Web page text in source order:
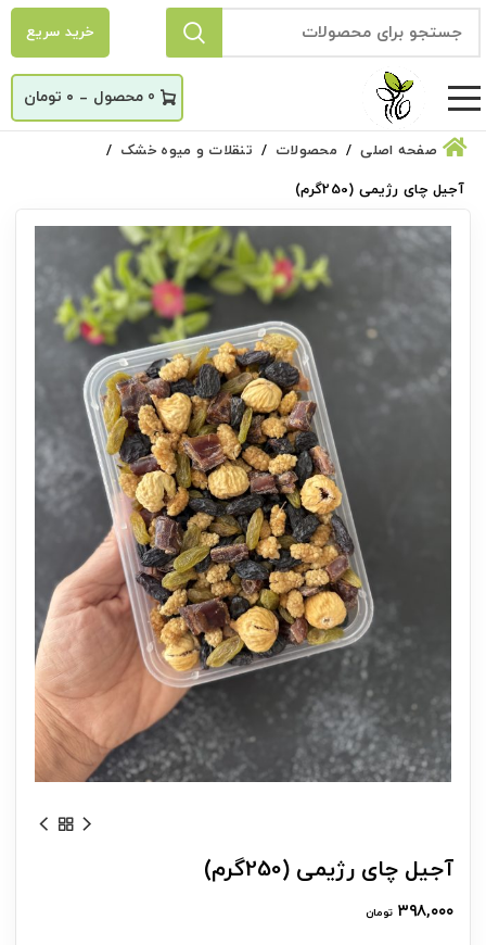
خرید سریع
0
_ ۰ تومان
صفحه اصلی محصولات
تنقلات و میوه خشک
آجیل چای رژیمی (250گرم)
آجیل چای رژیمی (250گرم)
۳۹۸,۰۰۰ تومان